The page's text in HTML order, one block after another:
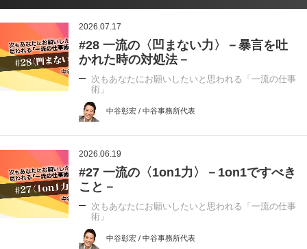
2026.07.17
#28 一流の〈凹まない力〉－暴言を吐
かれた時の対処法－
次もあなたにお願いしたいと思われる「一流の仕事
術」
中谷彰宏 / 中谷事務所代表
2026.06.19
#27 一流の〈1on1力〉－1on1ですべき
こと－
次もあなたにお願いしたいと思われる「一流の仕事
術」
中谷彰宏 / 中谷事務所代表